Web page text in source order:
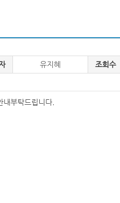
유지혜
조회수
내부탁드립니다.